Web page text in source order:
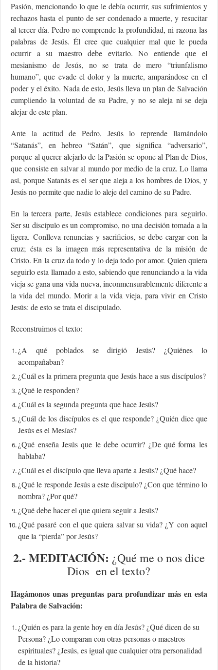
Pasión, mencionando lo que le debía ocurrir, sus sufrimientos y
rechazos hasta el punto de ser condenado a muerte, y resucitar
al tercer día. Pedro no comprende la profundidad, ni razona las
palabras de Jesús. Él cree que cualquier mal que le pueda
ocurrir a su maestro debe evitarlo. No entiende que el
mesianismo de Jesús, no se trata de mero “triunfalismo
humano”, que evade el dolor y la muerte, amparándose en el
poder y el éxito. Nada de esto, Jesús lleva un plan de Salvación
cumpliendo la voluntad de su Padre, y no se aleja ni se deja
alejar de este plan.
Ante la actitud de Pedro, Jesús lo reprende llamándolo
“Satanás”, en hebreo “Satán”, que significa “adversario”,
porque al querer alejarlo de la Pasión se opone al Plan de Dios,
que consiste en salvar al mundo por medio de la cruz. Lo llama
así, porque Satanás es el ser que aleja a los hombres de Dios, y
Jesús no permite que nadie lo aleje del camino de su Padre.
En la tercera parte, Jesús establece condiciones para seguirlo.
Ser su discípulo es un compromiso, no una decisión tomada a la
ligera. Conlleva renuncias y sacrificios, se debe cargar con la
cruz; ésta es la imagen más representativa de la misión de
Cristo. En la cruz da todo y lo deja todo por amor. Quien quiera
seguirlo esta llamado a esto, sabiendo que renunciando a la vida
vieja se gana una vida nueva, inconmensurablemente diferente a
la vida del mundo. Morir a la vida vieja, para vivir en Cristo
Jesús: de esto se trata el discipulado.
Reconstruimos el texto:
¿A qué poblados se dirigió Jesús? ¿Quiénes lo
acompañaban?
¿Cuál es la primera pregunta que Jesús hace a sus discípulos?
¿Qué le responden?
¿Cuál es la segunda pregunta que hace Jesús?
¿Cuál de los discípulos es el que responde? ¿Quién dice que
Jesús es el Mesías?
¿Qué enseña Jesús que le debe ocurrir? ¿De qué forma les
hablaba?
¿Cuál es el discípulo que lleva aparte a Jesús? ¿Qué hace?
¿Qué le responde Jesús a este discípulo? ¿Con que término lo
nombra? ¿Por qué?
¿Qué debe hacer el que quiera seguir a Jesús?
¿Qué pasaré con el que quiera salvar su vida? ¿Y con aquel
que la “pierda” por Jesús?
2.- MEDITACIÓN: ¿Qué me o nos dice
Dios en el texto?
Hagámonos unas preguntas para profundizar más en esta
Palabra de Salvación:
¿Quién es para la gente hoy en día Jesús? ¿Qué dicen de su
Persona? ¿Lo comparan con otras personas o maestros
espirituales? ¿Jesús, es igual que cualquier otra personalidad
de la historia?